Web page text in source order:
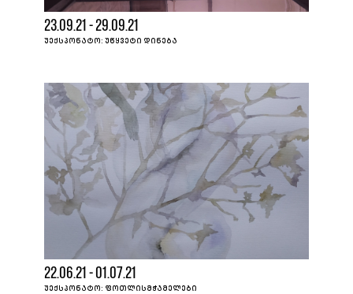
23.09.21 - 29.09.21
ᲣᲔᲥᲡᲞᲝᲜᲐᲢᲝ: ᲣᲬᲧᲕᲔᲢᲘ ᲓᲘᲜᲔᲑᲐ
22.06.21 - 01.07.21
ᲣᲔᲥᲡᲞᲝᲜᲐᲢᲝ: ᲤᲝᲗᲚᲘᲡᲛᲭᲐᲛᲔᲚᲔᲑᲘ